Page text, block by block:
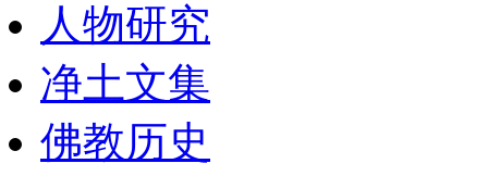
人物研究
净土文集
佛教历史